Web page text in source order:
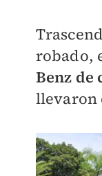
robado,
Benz de
llevaron